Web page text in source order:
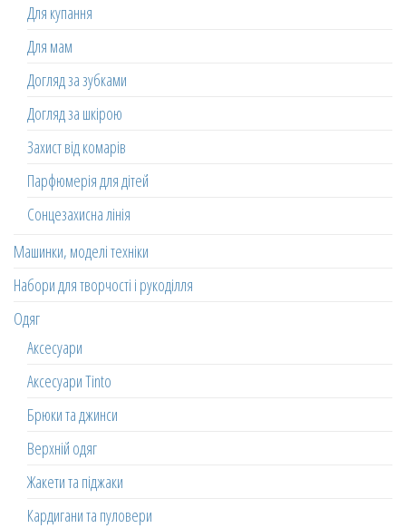
Для купання
Для мам
Догляд за зубками
Догляд за шкірою
Захист від комарів
Парфюмерія для дітей
Сонцезахисна лінія
Машинки, моделі техніки
Набори для творчості і рукоділля
Одяг
Аксесуари
Аксесуари Tinto
Брюки та джинси
Верхній одяг
Жакети та піджаки
Кардигани та пуловери